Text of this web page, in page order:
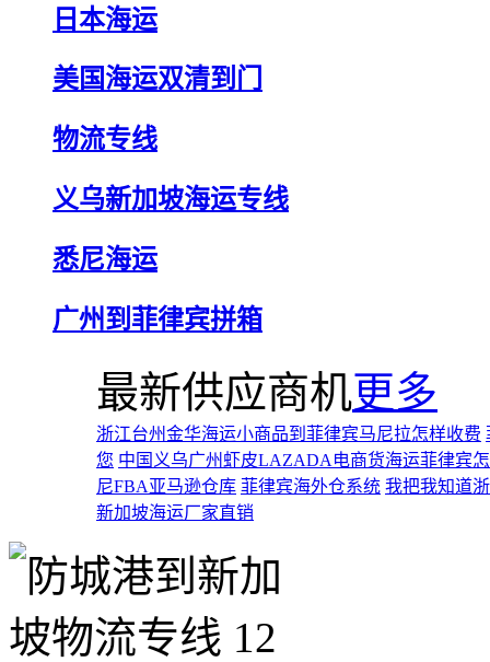
日本海运
美国海运双清到门
物流专线
义乌新加坡海运专线
悉尼海运
广州到菲律宾拼箱
最新供应商机更多
浙江台州金华海运小商品到菲律宾马尼拉怎样收费
您 中国义乌广州虾皮LAZADA电商货海运菲律宾
尼FBA亚马逊仓库 菲律宾海外仓系统 我把我知道
新加坡海运厂家直销